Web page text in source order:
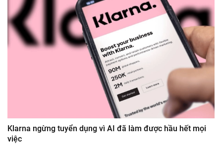
Klarna ngừng tuyển dụng vì AI đã làm được hầu hết mọi
việc